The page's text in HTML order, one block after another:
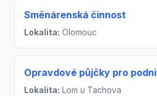
Směnárenská činnost
Lokalita: Olomouc
Opravdové půjčky pro
Lokalita: Lom u Tachova